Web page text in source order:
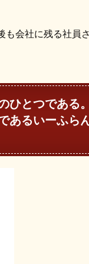
会社に残る社員
ひとつである。
あるいーふら